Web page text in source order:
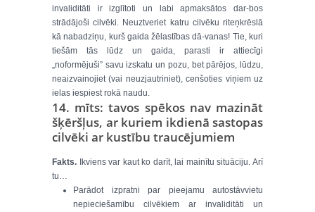
invaliditāti ir izglītoti un labi apmaksātos dar-bos
strādājoši cilvēki. Neuztveriet katru cilvēku riteņkrēslā
kā nabadziņu, kurš gaida žēlastības dā-vanas! Tie, kuri
tiešām tās lūdz un gaida, parasti ir attiecīgi
„noformējuši” savu izskatu un pozu, bet pārējos, lūdzu,
neaizvainojiet (vai neuzjautriniet), cenšoties viņiem uz
ielas iespiest rokā naudu.
14. mīts: tavos spēkos nav mazināt
šķēršļus, ar kuriem ikdienā sastopas
cilvēki ar kustību traucējumiem
Fakts. Ikviens var kaut ko darīt, lai mainītu situāciju. Arī
tu…
Parādot izpratni par pieejamu autostāvvietu
nepieciešamību cilvēkiem ar invaliditāti un